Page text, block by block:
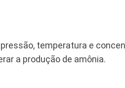
temperatura e
a produção de amônia.